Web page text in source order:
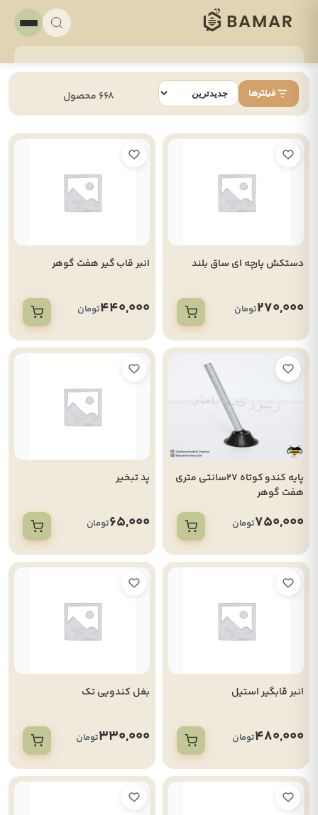
فیلترها 668 محصول
دستکش پارچه ای ساق بلند
270,000تومان
انبر قاب گیر هفت گوهر
440,000تومان
پایه کندو کوتاه 27سانتی متری
هفت گوهر
750,000تومان
پد تبخیر
65,000تومان
انبر قابگیر استیل
480,000تومان
بغل کندویی تک
330,000تومان